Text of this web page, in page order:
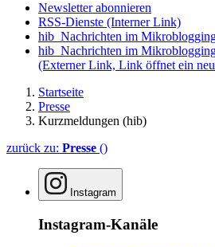
Newsletter abonnieren
RSS-Dienste (Interner Link)
hib_Nachrichten im
hib_Nachrichten im
(Externer Link, Link öffnet ein
Startseite
Presse
Kurzmeldungen (hib)
zurück zu: Presse ()
Instagram
Instagram-Kanäle